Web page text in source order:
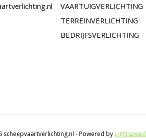
VAARTUIGVERLICHTING
TERREINVERLICHTING
BEDRIJFSVERLICHTING
scheepvaartverlichting.nl - Powered by Lightspeed